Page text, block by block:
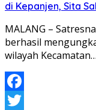
di Kepanjen, Sita
MALANG –
berhasil
wilayah Kecamatan…
Facebook